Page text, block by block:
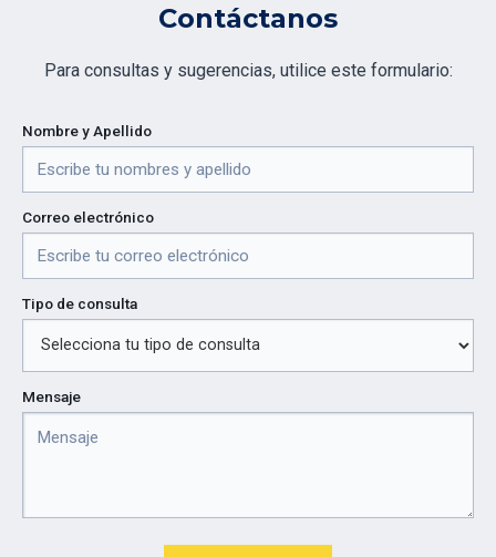
Contáctanos
Para consultas y sugerencias, utilice este formulario:
Nombre y Apellido
Correo electrónico
Tipo de consulta
Mensaje